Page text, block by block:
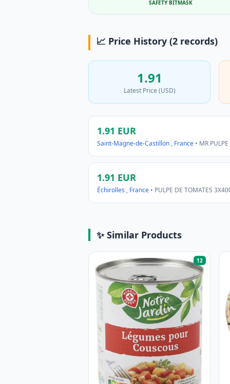
SAFETY BITMASK
📈 Price History (2 records)
1.91
Latest Price (USD)
1.91 EUR
Saint-Magne-de-Castillon , France • MR
1.91 EUR
Échirolles , France • PULPE DE TOMATES
✨ Similar Products
12